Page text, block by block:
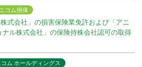
コム損保
株式会社」の損害保険業免許および「アニ
ナル株式会社」の保険持株会社認可の取得
コム ホールディングス